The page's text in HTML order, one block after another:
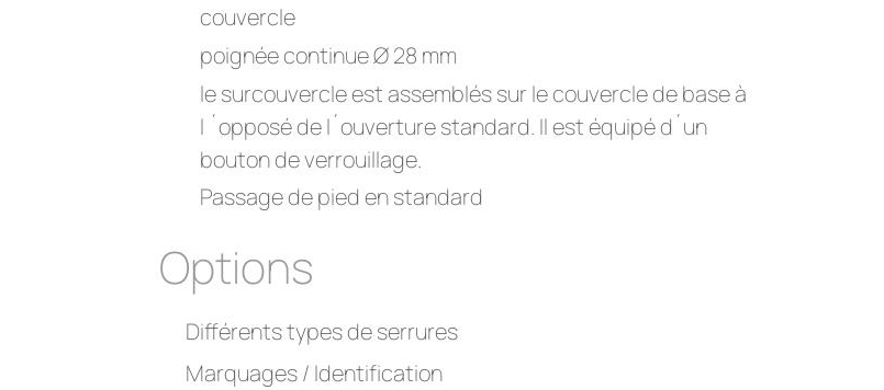
couvercle
poignée continue Ø 28 mm
le surcouvercle est assemblés sur le couvercle de base à
l ´opposé de l´ouverture standard. Il est équipé d´un
bouton de verrouillage.
Passage de pied en standard
Options
Différents types de serrures
Marquages / Identification